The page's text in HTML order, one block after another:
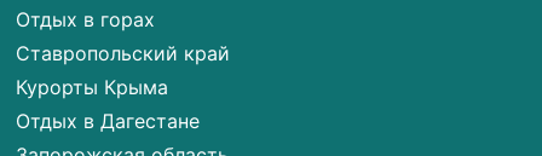
Отдых в горах
Ставропольский край
Курорты Крыма
Отдых в Дагестане